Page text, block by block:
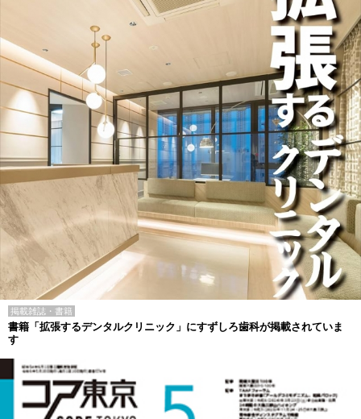
掲載雑誌・書籍
書籍「拡張するデンタルクリニック」にすずしろ歯科が掲載されていま
す